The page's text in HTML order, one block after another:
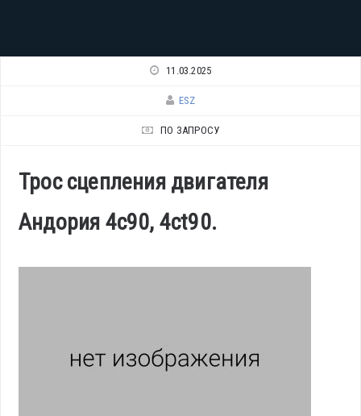
11.03.2025
ESZ
ПО ЗАПРОСУ
Трос сцепления двигателя
Андория 4с90, 4ct90.